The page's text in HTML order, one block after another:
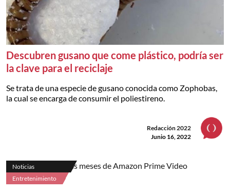
Descubren gusano que come plástico, podría ser
la clave para el reciclaje
Se trata de una especie de gusano conocida como Zophobas,
la cual se encarga de consumir el poliestireno.
Redacción 2022
Junio 16, 2022
Noticias
Entretenimiento